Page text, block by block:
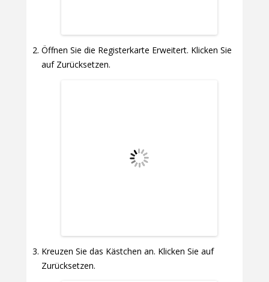
Öffnen Sie die Registerkarte Erweitert. Klicken Sie
auf Zurücksetzen.
Kreuzen Sie das Kästchen an. Klicken Sie auf
Zurücksetzen.